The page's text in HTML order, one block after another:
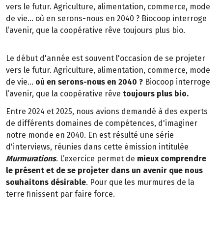
vers le futur. Agriculture, alimentation, commerce, mode
de vie… où en serons-nous en 2040 ? Biocoop interroge
l’avenir, que la coopérative rêve toujours plus bio.
Le début d'année est souvent l'occasion de se projeter
vers le futur. Agriculture, alimentation, commerce, mode
de vie… où en serons-nous en 2040 ? Biocoop interroge
l’avenir, que la coopérative rêve toujours plus bio.
Entre 2024 et 2025, nous avions demandé à des experts
de différents domaines de compétences, d'imaginer
notre monde en 2040. En est résulté une série
d'interviews, réunies dans cette émission intitulée
Murmurations. L’exercice permet de mieux comprendre
le présent et de se projeter dans un avenir que nous
souhaitons désirable. Pour que les murmures de la
terre finissent par faire force.